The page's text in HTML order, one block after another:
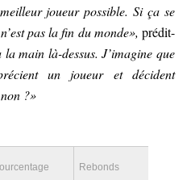
joueur possible. Si ça se
pas la fin du monde», prédit-
main là-dessus. J’imagine que
un joueur et décident
?»
Rebonds